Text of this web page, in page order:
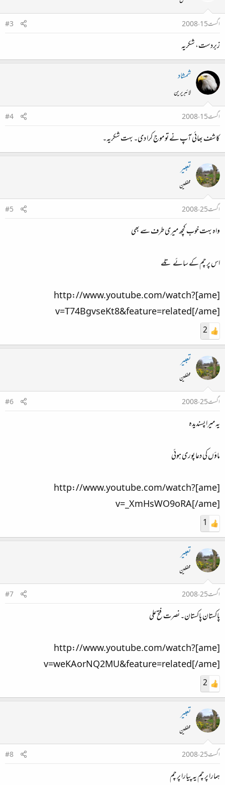
اگست 15، 2008
#3
زبردست، شکریہ
شمشاد
لائبریرین
اگست 15، 2008
#4
کاشف بھائی آپ نے تو موج کرا دی۔ بہت شکریہ۔
تعبیر
محفلین
اگست 25، 2008
#5
واہ بہت خوب کچھ میری طرف سے بھی
اس پرچم کے سائے تلے
[ame]http://www.youtube.com/watch?
v=T74BgvseKt8&feature=related[/ame]
2
تعبیر
محفلین
اگست 25، 2008
#6
یہ میرا پسندیدہ
ماؤں کی دعا پوری ہوئی
[ame]http://www.youtube.com/watch?
v=_XmHsWO9oRA[/ame]
1
تعبیر
محفلین
اگست 25، 2008
#7
پاکستان پاکستان۔ نصرت فتح علی
[ame]http://www.youtube.com/watch?
v=weKAorNQ2MU&feature=related[/ame]
2
تعبیر
محفلین
اگست 25، 2008
#8
ہمارا پرچم یہ پیارا پرچم